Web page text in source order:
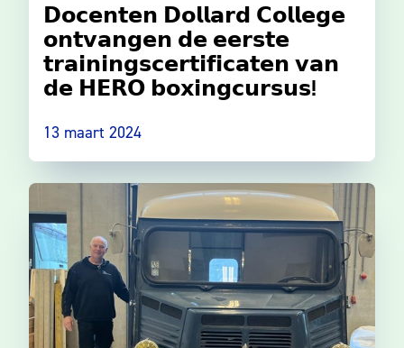
𝗗𝗼𝗰𝗲𝗻𝘁𝗲𝗻 𝗗𝗼𝗹𝗹𝗮𝗿𝗱 𝗖𝗼𝗹𝗹𝗲𝗴𝗲
𝗼𝗻𝘁𝘃𝗮𝗻𝗴𝗲𝗻 𝗱𝗲 𝗲𝗲𝗿𝘀𝘁𝗲
𝘁𝗿𝗮𝗶𝗻𝗶𝗻𝗴𝘀𝗰𝗲𝗿𝘁𝗶𝗳𝗶𝗰𝗮𝘁𝗲𝗻 𝘃𝗮𝗻
𝗱𝗲 𝗛𝗘𝗥𝗢 𝗯𝗼𝘅𝗶𝗻𝗴𝗰𝘂𝗿𝘀𝘂𝘀!
13 maart 2024